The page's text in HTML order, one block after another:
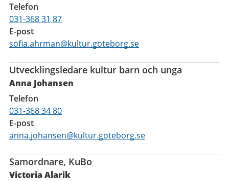
Telefon
031-368 31 87
E-post
sofia.ahrman@kultur.goteborg.se
Utvecklingsledare kultur barn och unga
Anna Johansen
Telefon
031-368 34 80
E-post
anna.johansen@kultur.goteborg.se
Samordnare, KuBo
Victoria Alarik